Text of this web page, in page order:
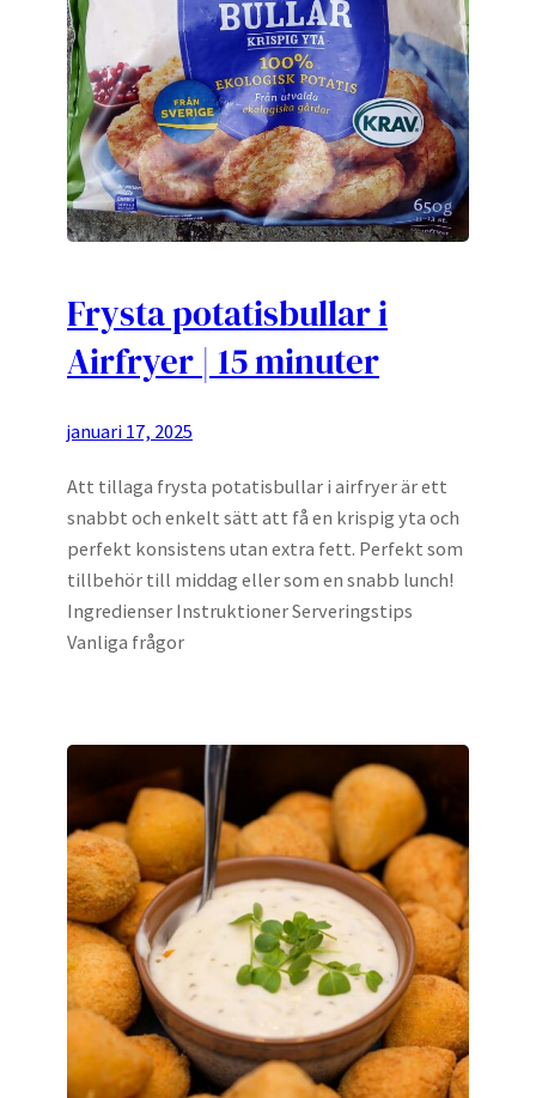
Frysta potatisbullar i
Airfryer | 15 minuter
januari 17, 2025
Att tillaga frysta potatisbullar i airfryer är ett
snabbt och enkelt sätt att få en krispig yta och
perfekt konsistens utan extra fett. Perfekt som
tillbehör till middag eller som en snabb lunch!
Ingredienser Instruktioner Serveringstips
Vanliga frågor